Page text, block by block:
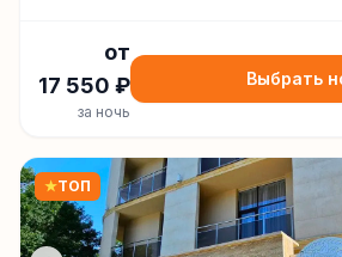
от
17 550 ₽
за ночь
Выбрать
★ТОП